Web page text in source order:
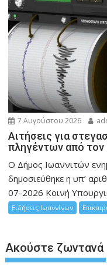
7 Αυγούστου 2026
Αιτήσεις για
πληγέντων από τον
Ο Δήμος Ιωαννιτών
δημοσιεύθηκε η υπ’
07-2026 Κοινή
Ειδήσεις Ιωαννίνων
Ακούστε ζωντανά